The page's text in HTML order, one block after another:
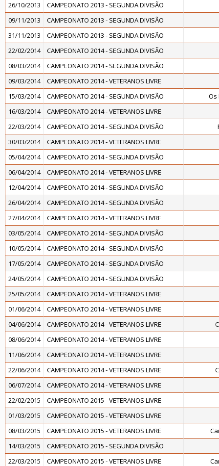
26/10/2013
CAMPEONATO 2013 - SEGUNDA DIVISÃO
09/11/2013
CAMPEONATO 2013 - SEGUNDA DIVISÃO
31/11/2013
CAMPEONATO 2013 - SEGUNDA DIVISÃO
22/02/2014
CAMPEONATO 2014 - SEGUNDA DIVISÃO
08/03/2014
CAMPEONATO 2014 - SEGUNDA DIVISÃO
09/03/2014
CAMPEONATO 2014 - VETERANOS LIVRE
15/03/2014
CAMPEONATO 2014 - SEGUNDA DIVISÃO
Os
16/03/2014
CAMPEONATO 2014 - VETERANOS LIVRE
22/03/2014
CAMPEONATO 2014 - SEGUNDA DIVISÃO
30/03/2014
CAMPEONATO 2014 - VETERANOS LIVRE
05/04/2014
CAMPEONATO 2014 - SEGUNDA DIVISÃO
06/04/2014
CAMPEONATO 2014 - VETERANOS LIVRE
12/04/2014
CAMPEONATO 2014 - SEGUNDA DIVISÃO
26/04/2014
CAMPEONATO 2014 - SEGUNDA DIVISÃO
27/04/2014
CAMPEONATO 2014 - VETERANOS LIVRE
03/05/2014
CAMPEONATO 2014 - SEGUNDA DIVISÃO
10/05/2014
CAMPEONATO 2014 - SEGUNDA DIVISÃO
17/05/2014
CAMPEONATO 2014 - SEGUNDA DIVISÃO
24/05/2014
CAMPEONATO 2014 - SEGUNDA DIVISÃO
25/05/2014
CAMPEONATO 2014 - VETERANOS LIVRE
01/06/2014
CAMPEONATO 2014 - VETERANOS LIVRE
04/06/2014
CAMPEONATO 2014 - VETERANOS LIVRE
08/06/2014
CAMPEONATO 2014 - VETERANOS LIVRE
11/06/2014
CAMPEONATO 2014 - VETERANOS LIVRE
22/06/2014
CAMPEONATO 2014 - VETERANOS LIVRE
06/07/2014
CAMPEONATO 2014 - VETERANOS LIVRE
22/02/2015
CAMPEONATO 2015 - VETERANOS LIVRE
01/03/2015
CAMPEONATO 2015 - VETERANOS LIVRE
08/03/2015
CAMPEONATO 2015 - VETERANOS LIVRE
14/03/2015
CAMPEONATO 2015 - SEGUNDA DIVISÃO
22/03/2015
CAMPEONATO 2015 - VETERANOS LIVRE